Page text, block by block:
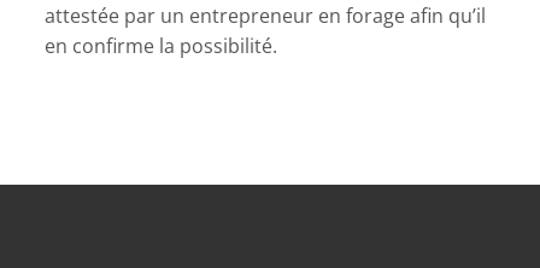
attestée par un entrepreneur en forage afin qu’il
en confirme la possibilité.